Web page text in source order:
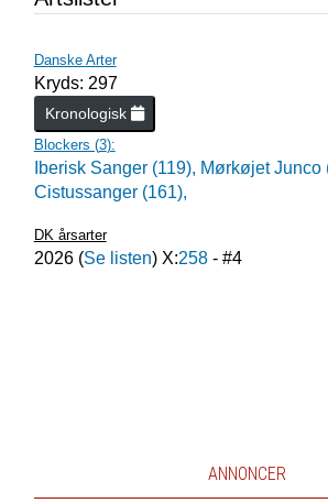
Danske Arter
Kryds: 297
Kronologisk
Blockers (3):
Iberisk Sanger (119), Mørkøjet Junco
Cistussanger (161),
DK årsarter
2026(Se listen) X:258- #4
ANNONCER